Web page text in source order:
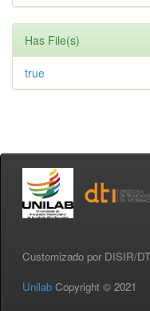
Has File(s)
true
Customizado por DISIR/
Unilab Copyright © 2021